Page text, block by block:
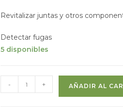
Revitalizar juntas y otros
Detectar fugas
5 disponibles
- + AÑADIR AL